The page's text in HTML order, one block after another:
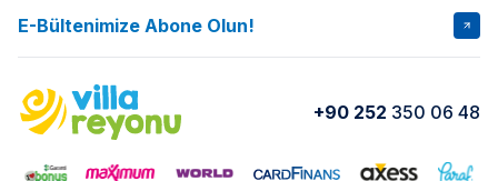
İptal Şartları Banka Hesapları
Kurumsal Blog
Yorumlar Nasıl Kiralarım
VİLLA SALKIM VİLLA SLAY 1
VİLLA OLENNA 1 VİLLA MERT
E-Bültenimize Abone Olun!
+90 252 350 06 48